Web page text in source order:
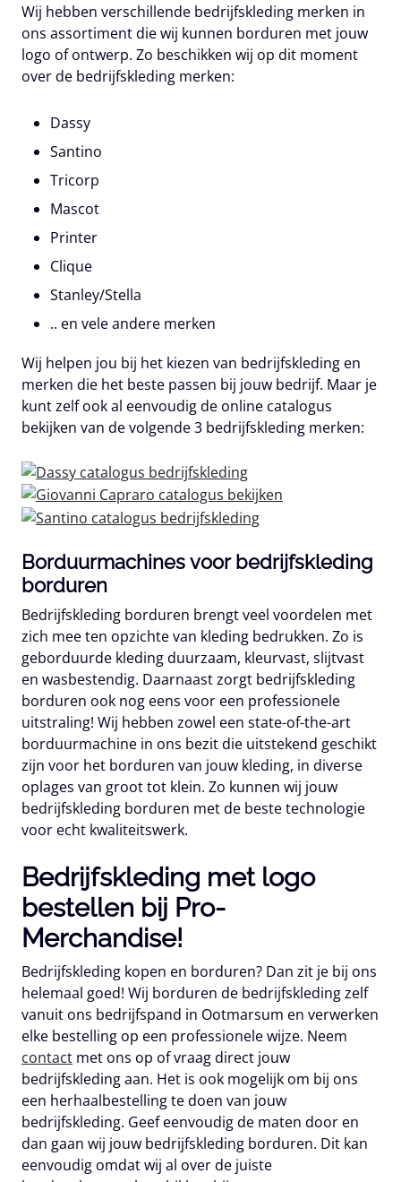
Wij hebben verschillende bedrijfskleding merken in
ons assortiment die wij kunnen borduren met jouw
logo of ontwerp. Zo beschikken wij op dit moment
over de bedrijfskleding merken:
Dassy
Santino
Tricorp
Mascot
Printer
Clique
Stanley/Stella
.. en vele andere merken
Wij helpen jou bij het kiezen van bedrijfskleding en
merken die het beste passen bij jouw bedrijf. Maar je
kunt zelf ook al eenvoudig de online catalogus
bekijken van de volgende 3 bedrijfskleding merken:
Borduurmachines voor bedrijfskleding
borduren
Bedrijfskleding borduren brengt veel voordelen met
zich mee ten opzichte van kleding bedrukken. Zo is
geborduurde kleding duurzaam, kleurvast, slijtvast
en wasbestendig. Daarnaast zorgt bedrijfskleding
borduren ook nog eens voor een professionele
uitstraling! Wij hebben zowel een state-of-the-art
borduurmachine in ons bezit die uitstekend geschikt
zijn voor het borduren van jouw kleding, in diverse
oplages van groot tot klein. Zo kunnen wij jouw
bedrijfskleding borduren met de beste technologie
voor echt kwaliteitswerk.
Bedrijfskleding met logo
bestellen bij Pro-
Merchandise!
Bedrijfskleding kopen en borduren? Dan zit je bij ons
helemaal goed! Wij borduren de bedrijfskleding zelf
vanuit ons bedrijfspand in Ootmarsum en verwerken
elke bestelling op een professionele wijze. Neem
contact met ons op of vraag direct jouw
bedrijfskleding aan. Het is ook mogelijk om bij ons
een herhaalbestelling te doen van jouw
bedrijfskleding. Geef eenvoudig de maten door en
dan gaan wij jouw bedrijfskleding borduren. Dit kan
eenvoudig omdat wij al over de juiste